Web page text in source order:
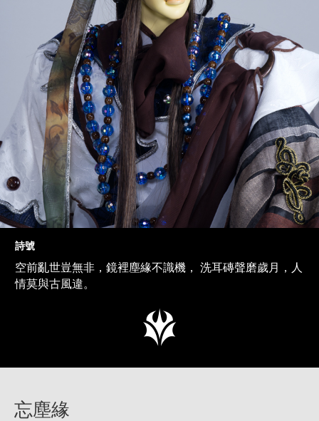
詩號
空前亂世豈無非，鏡裡塵緣不識機， 洗耳磚聲磨歲月，人
情莫與古風違。
忘塵緣